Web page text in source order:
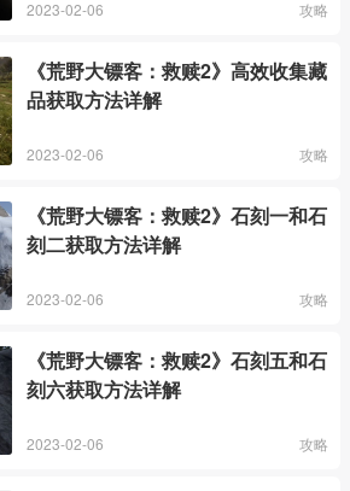
2023-02-06 攻略
《荒野大镖客：救赎2》高效收集藏
品获取方法详解
2023-02-06 攻略
《荒野大镖客：救赎2》石刻一和石
刻二获取方法详解
2023-02-06 攻略
《荒野大镖客：救赎2》石刻五和石
刻六获取方法详解
2023-02-06 攻略